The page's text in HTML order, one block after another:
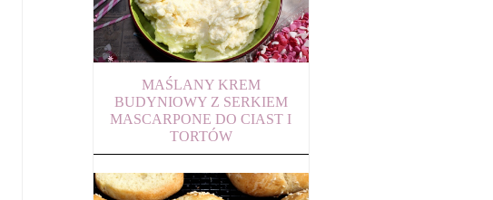
MAŚLANY KREM
BUDYNIOWY Z SERKIEM
MASCARPONE DO CIAST I
TORTÓW